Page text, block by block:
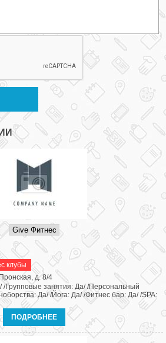
клубы
д. 8/4
/Групповые занятия: Да/ /Персональный
Да/ /Йога: Да/ /Фитнес бар: Да/ /SPA:
ПОДРОБНЕЕ